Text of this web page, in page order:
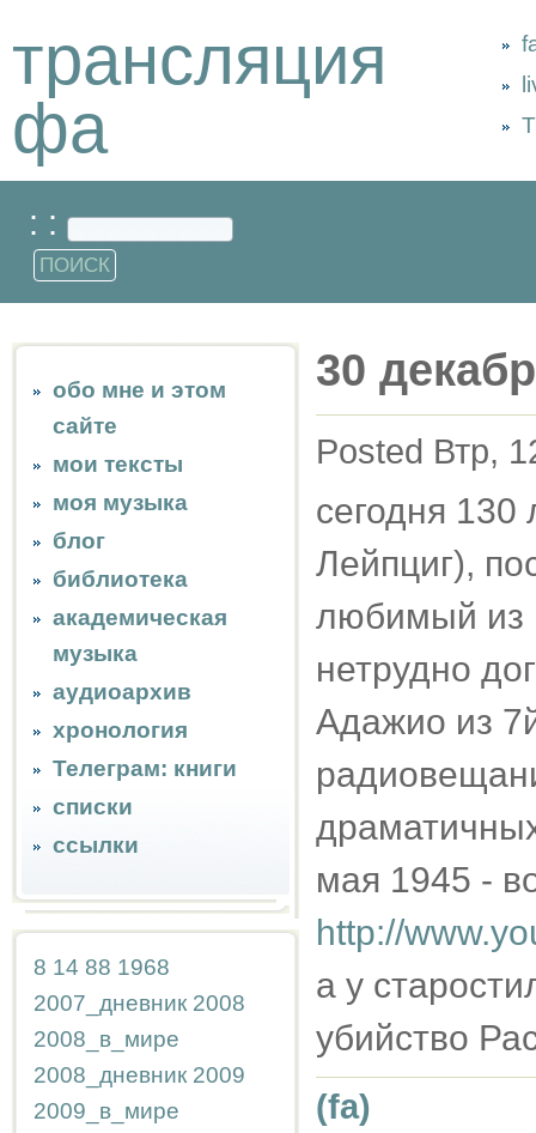
трансляция
фа
: :
обо мне и этом
сайте
мои тексты
моя музыка
блог
библиотека
академическая
музыка
аудиоархив
хронология
Телеграм: книги
списки
ссылки
8 14 88 1968
2007_дневник 2008
2008_в_мире
2008_дневник 2009
2009_в_мире
30
Posted Втр,
сегодня
Лейпциг),
любимый из
нетрудно
Адажио из
мая 1945 -
http://
а у
убийство
(fa)